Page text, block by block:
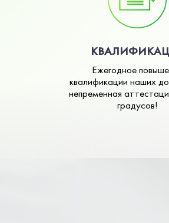
Ежегодное
квалификации наших
непременная
градусов!